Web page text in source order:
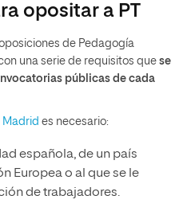
opositar a PT
de Pedagogía
una serie de requisitos que se
públicas de cada
Madrid es necesario:
española, de un país
Europea o al que se le
de trabajadores.